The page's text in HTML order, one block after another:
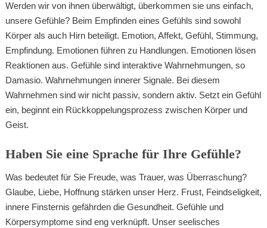
Werden wir von ihnen überwältigt, überkommen sie uns einfach,
unsere Gefühle? Beim Empfinden eines Gefühls sind sowohl
Körper als auch Hirn beteiligt. Emotion, Affekt, Gefühl, Stimmung,
Empfindung. Emotionen führen zu Handlungen. Emotionen lösen
Reaktionen aus. Gefühle sind interaktive Wahrnehmungen, so
Damasio. Wahrnehmungen innerer Signale. Bei diesem
Wahrnehmen sind wir nicht passiv, sondern aktiv. Setzt ein Gefühl
ein, beginnt ein Rückkoppelungsprozess zwischen Körper und
Geist.
Haben Sie eine Sprache für Ihre Gefühle?
Was bedeutet für Sie Freude, was Trauer, was Überraschung?
Glaube, Liebe, Hoffnung stärken unser Herz. Frust, Feindseligkeit,
innere Finsternis gefährden die Gesundheit. Gefühle und
Körpersymptome sind eng verknüpft. Unser seelisches